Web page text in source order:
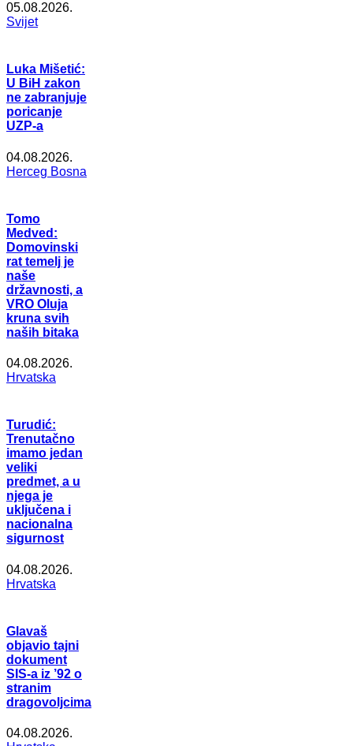
05.08.2026.
Svijet
Luka Mišetić:
U BiH zakon
ne zabranjuje
poricanje
UZP-a
04.08.2026.
Herceg Bosna
Tomo
Medved:
Domovinski
rat temelj je
naše
državnosti, a
VRO Oluja
kruna svih
naših bitaka
04.08.2026.
Hrvatska
Turudić:
Trenutačno
imamo jedan
veliki
predmet, a u
njega je
uključena i
nacionalna
sigurnost
04.08.2026.
Hrvatska
Glavaš
objavio tajni
dokument
SIS-a iz ’92 o
stranim
dragovoljcima
04.08.2026.